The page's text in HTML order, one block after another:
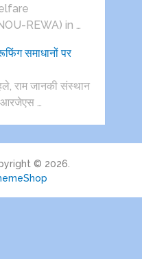
REWA) in …
समाधानों पर
राम जानकी संस्थान
…
© 2026.